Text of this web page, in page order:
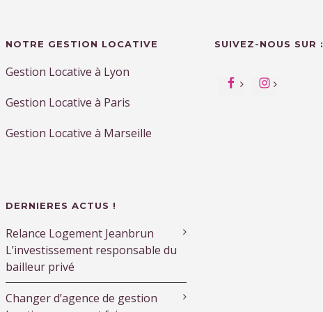
NOTRE GESTION LOCATIVE
Gestion Locative à Lyon
Gestion Locative à Paris
Gestion Locative à Marseille
DERNIERES ACTUS !
Relance Logement Jeanbrun
L’investissement responsable du
bailleur privé
Changer d’agence de gestion
SUIVEZ-NOUS SUR :